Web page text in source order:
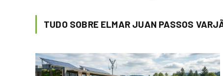
TUDO SOBRE ELMAR JUAN PASSOS